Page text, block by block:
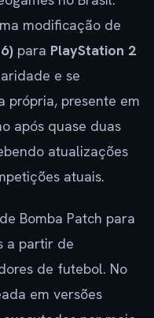
modificação de
para PlayStation 2
e se
própria, presente em
após quase duas
atualizações
atuais.
Bomba Patch para
a partir de
de futebol. No
em versões